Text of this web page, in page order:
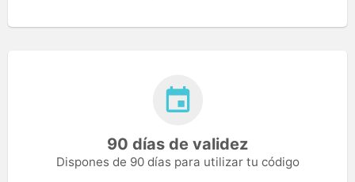
90 días de validez
Dispones de 90 días para utilizar tu código